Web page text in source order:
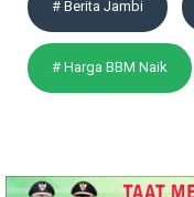
# Berita Jambi
# Harga BBM Naik